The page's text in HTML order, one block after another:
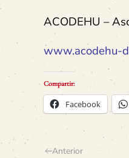
ACODEHU –
www.acodehu-
Compartir:
Facebook
Anterior